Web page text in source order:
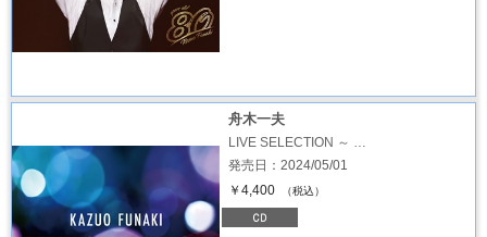
舟木一夫
LIVE SELECTION ～ …
発売日：2024/05/01
￥4,400
（税込）